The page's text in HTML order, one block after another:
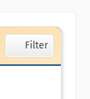
Filter